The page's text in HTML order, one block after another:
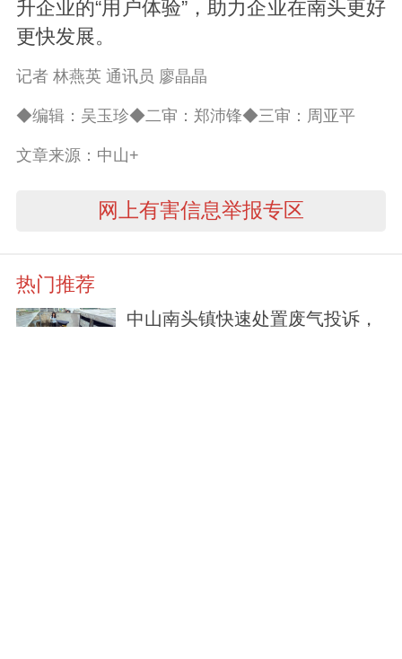
升企业的“用户体验”，助力企业在南头更好
更快发展。
记者 林燕英 通讯员 廖晶晶
◆编辑：吴玉珍◆二审：郑沛锋◆三审：周亚平
文章来源：中山+
网上有害信息举报专区
热门推荐
中山南头镇快速处置废气投诉，